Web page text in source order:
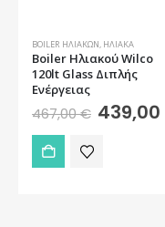
BOILER ΗΛΙΑΚΏΝ, ΗΛΙΑΚΆ
Boiler Ηλιακού Wilco
120lt Glass Διπλής
Ενέργειας
467,00€ Original
price
439,00